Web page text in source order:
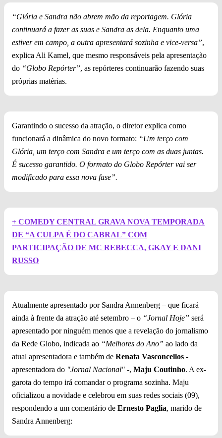
“Glória e Sandra não abrem mão da reportagem. Glória
continuará a fazer as suas e Sandra as dela. Enquanto uma
estiver em campo, a outra apresentará sozinha e vice-versa”,
explica Ali Kamel, que mesmo responsáveis pela apresentação
do “Globo Repórter”, as repórteres continuarão fazendo suas
próprias matérias.
Garantindo o sucesso da atração, o diretor explica como
funcionará a dinâmica do novo formato: “Um terço com
Glória, um terço com Sandra e um terço com as duas juntas.
É sucesso garantido. O formato do Globo Repórter vai ser
modificado para essa nova fase”.
+ COMEDY CENTRAL GRAVA NOVA TEMPORADA
DE “A CULPA É DO CABRAL” COM
PARTICIPAÇÃO DE MC REBECCA, GKAY E DANI
RUSSO
Atualmente apresentado por Sandra Annenberg – que ficará
ainda à frente da atração até setembro – o “Jornal Hoje” será
apresentado por ninguém menos que a revelação do jornalismo
da Rede Globo, indicada ao “Melhores do Ano” ao lado da
atual apresentadora e também de Renata Vasconcellos -
apresentadora do "Jornal Nacional" -, Maju Coutinho. A ex-
garota do tempo irá comandar o programa sozinha. Maju
oficializou a novidade e celebrou em suas redes sociais (09),
respondendo a um comentário de Ernesto Paglia, marido de
Sandra Annenberg: